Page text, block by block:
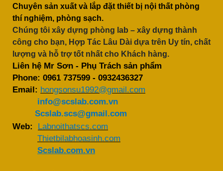
Chuyên sản xuất và lắp đặt thiết bị nội thất phòng
thí nghiệm, phòng sạch.
Chúng tôi xây dựng phòng lab – xây dựng thành
công cho bạn, Hợp Tác Lâu Dài dựa trên Uy tín, chất
lượng và hỗ trợ tốt nhất cho Khách hàng.
Liên hệ Mr Sơn - Phụ Trách sản phẩm
Phone: 0961 737599 - 0932436327
Email: hongsonsu1992@gmail.com
info@scslab.com.vn
Scslab.scs@gmail.com
Web: Labnoithatscs.com
Thietbilabhoasinh.com
Scslab.com.vn